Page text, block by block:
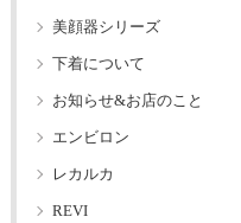
美顔器シリーズ
下着について
お知らせ&お店のこと
エンビロン
レカルカ
REVI